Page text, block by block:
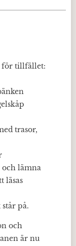
för tillfället:
trasor,
och lämna
läsas
på.
och
är nu